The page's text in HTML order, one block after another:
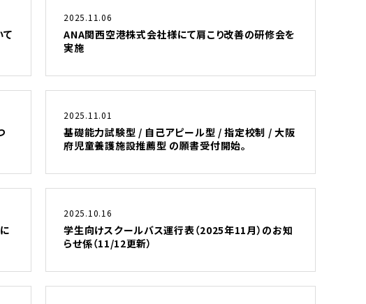
2025.11.06
ANA関西空港株式会社様にて肩こり改善の研修会を
実施
2025.11.01
基礎能力試験型 / 自己アピール型 / 指定校制 / 大阪
府児童養護施設推薦型 の願書受付開始。
2025.10.16
学生向けスクールバス運行表（2025年11月）のお知
らせ係（11/12更新）